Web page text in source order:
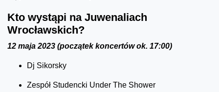
Kto wystąpi na Juwenaliach
Wrocławskich?
12 maja 2023 (początek koncertów ok. 17:00)
Dj Sikorsky
Zespół Studencki Under The Shower